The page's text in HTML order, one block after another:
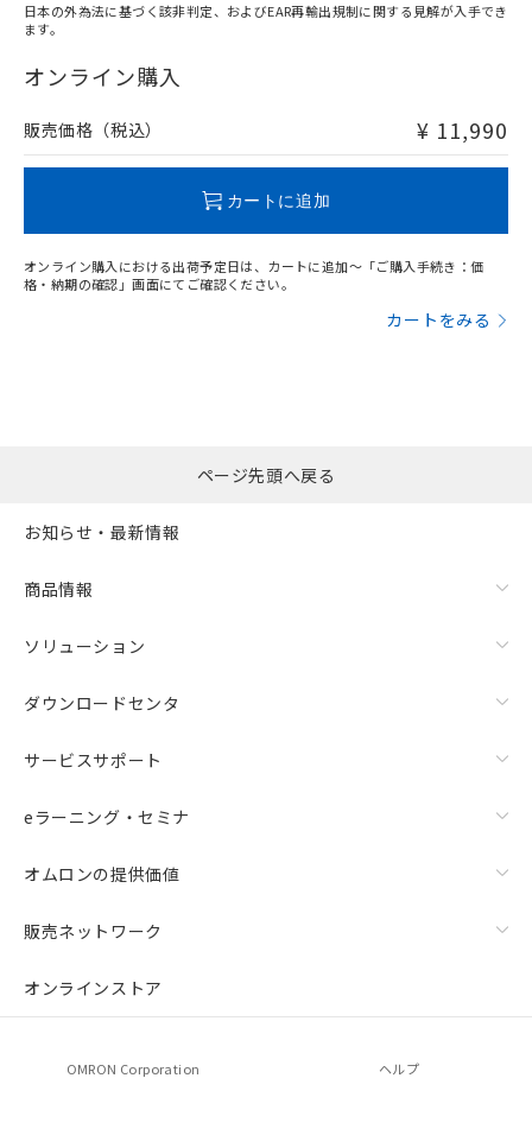
在庫等で未対応品が混在する可能性があります。
問い合わせください。
日本の外為法に基づく該非判定、およびEAR再輸出規制に関する見解が入手でき
ます。
オンライン購入
販売価格（税込） ¥ 11,990
カートに追加
オンライン購入における出荷予定日は、カートに追加～「ご購入手続き：価
格・納期の確認」画面にてご確認ください。
カートをみる
ページ先頭へ戻る
お知らせ・最新情報
商品情報
ソリューション
ダウンロードセンタ
サービスサポート
eラーニング・セミナ
オムロンの提供価値
販売ネットワーク
オンラインストア
OMRON Corporation ヘルプ